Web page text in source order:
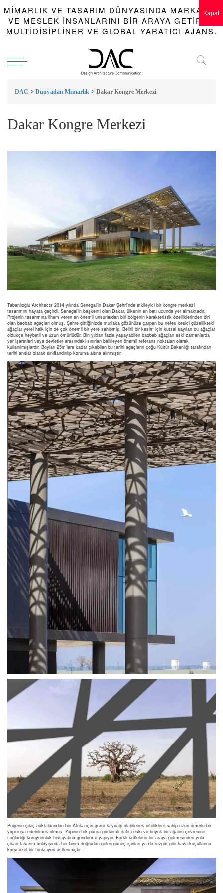
MIMARLIK VE TASARIM DÜNYASINDA MARKALAR
VE MESLEK INSANLARINI BIR ARAYA GETIREN
MULTIDISIPLINER VE GLOBAL YARATICI AJANS.
DAC > Dünyadan Mimarlık > Dakar Kongre Merkezi
Dakar Kongre Merkezi
Tabanlıoğlu Architects 2014 yılında Senegal’in Dakar Şehri’nde etkileyici bir kongre merkezi
tasarımını hayata geçirdi. Senegal’in başkenti olan Dakar, ülkenin en batı ucunda yer almaktadır.
Projenin tasarımına ilham veren en önemli unsurlardan biri bölgenin karakteristik özelliklerinden biri
olan baobab ağaçları olmuş. Şehre gittiğinizde mutlaka gözünüze çarpan bu nefes kesici güzellikteki
ağaçlar yerel halk için de çok önemli bir yere sahipmiş. Belirli bir kesim için kutsal sayılan bu ağaçlar
oldukça heybetli ve uzun ömürlüdür. Bin yıldan fazla yaşayabilen baobab ağaçları eski zamanlarda
yer işaretleri veya devletler arasındaki sınırları belirleyen önemli referans noktaları olarak
kullanılmışlardır. Boyları 25m’lere kadar çıkabilen bu tarihi ağaçların çoğu Kültür Bakanlığı tarafından
tarihi anıtlar olarak sınıflandırılıp koruma altına alınmıştır.
Projenin çıkış noktalarından biri Afrika için gurur kaynağı olabilecek niteliklere sahip uzun ömürlü bir
yapı inşa edebilmek olmuş. Yapının tek parça görkemli çatısı eski ve büyük bir ağacın çevresine
sağladığı koruyuculuk hissiyatına gönderme yapıyor. Farklı kütlelerin bir araya gelmesinden yola
çıkan tasarım anlayışında her birim doğrudan gelen güneş ışınları ya da rüzgar gibi hava koşullarına
karşı özel bir fonksiyon üstlenmiştir.
Kapat